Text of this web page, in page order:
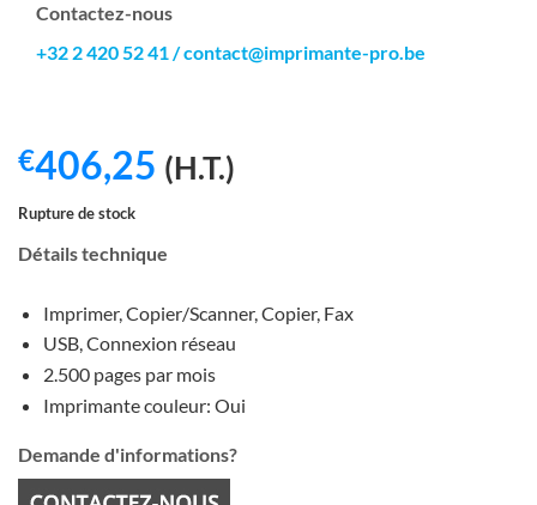
Contactez-nous
+32 2 420 52 41/contact@imprimante-pro.be
€406,25 (H.T.)
Rupture de stock
Détails technique
Imprimer, Copier/Scanner, Copier, Fax
USB, Connexion réseau
2.500 pages par mois
Imprimante couleur: Oui
Demande d'informations?